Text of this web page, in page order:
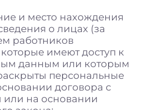
и место нахождения
о лицах (за
работников
имеют доступ к
данным или которым
персональные
договора с
или на основании